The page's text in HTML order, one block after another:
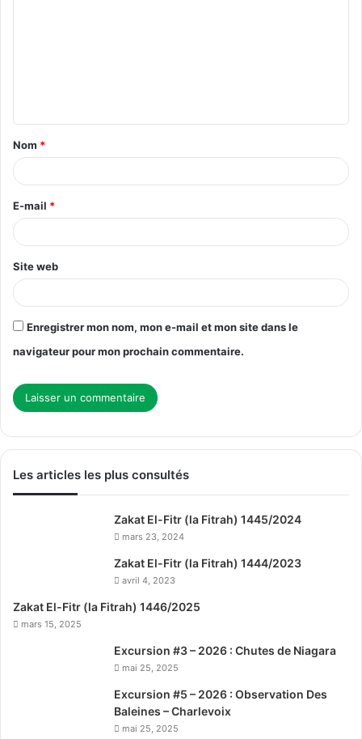
Nom *
E-mail *
Site web
Enregistrer mon nom, mon e-mail et mon site dans le
navigateur pour mon prochain commentaire.
Les articles les plus consultés
Zakat El-Fitr (la Fitrah) 1445/2024
mars 23, 2024
Zakat El-Fitr (la Fitrah) 1444/2023
avril 4, 2023
Zakat El-Fitr (la Fitrah) 1446/2025
mars 15, 2025
Excursion #3 – 2026 : Chutes de Niagara
mai 25, 2025
Excursion #5 – 2026 : Observation Des
Baleines – Charlevoix
mai 25, 2025